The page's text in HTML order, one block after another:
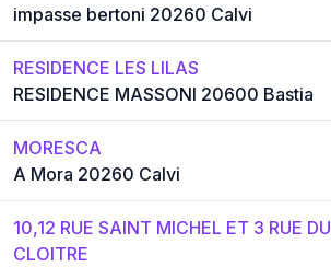
impasse bertoni 20260 Calvi
RESIDENCE LES LILAS
RESIDENCE MASSONI 20600 Bastia
MORESCA
A Mora 20260 Calvi
10,12 RUE SAINT MICHEL ET 3 RUE DU
CLOITRE